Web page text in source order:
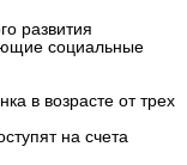
развития
социальные
в возрасте от трех
на счета